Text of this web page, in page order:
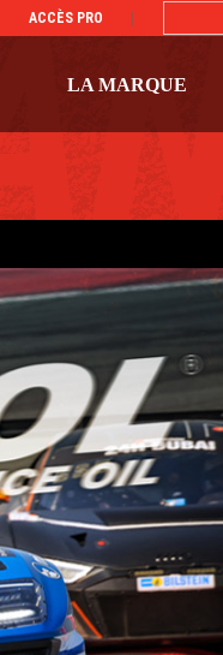
ACCÈS PRO
LA MARQUE